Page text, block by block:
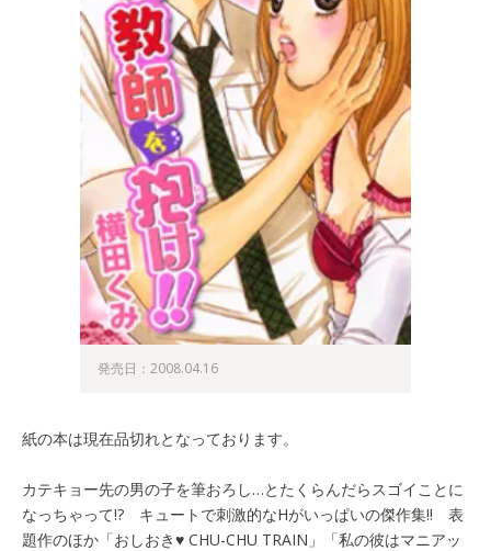
発売日：2008.04.16
紙の本は現在品切れとなっております。
カテキョー先の男の子を筆おろし…とたくらんだらスゴイことに
なっちゃって!? キュートで刺激的なHがいっぱいの傑作集!! 表
題作のほか「おしおき♥ CHU-CHU TRAIN」「私の彼はマニアッ